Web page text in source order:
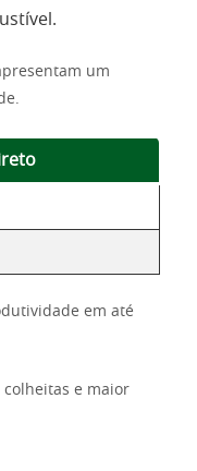
um
em até
colheitas e maior